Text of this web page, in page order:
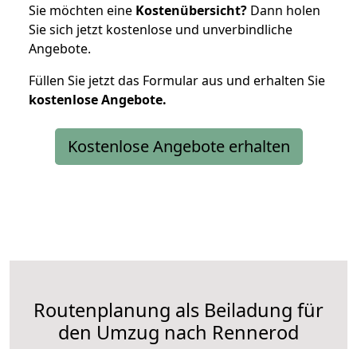
Sie möchten eine Kostenübersicht? Dann holen
Sie sich jetzt kostenlose und unverbindliche
Angebote.
Füllen Sie jetzt das Formular aus und erhalten Sie
kostenloseAngebote.
Kostenlose Angebote erhalten
Routenplanung als Beiladung für
den Umzug nach Rennerod